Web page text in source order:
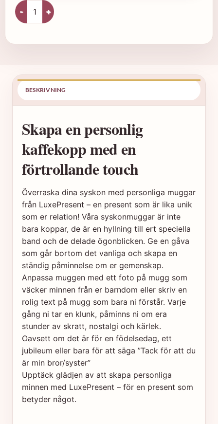
Personlig syskon mugg mängd
BESKRIVNING
Skapa en personlig
kaffekopp med en
förtrollande touch
Överraska dina syskon med personliga muggar
från LuxePresent – en present som är lika unik
som er relation! Våra syskonmuggar är inte
bara koppar, de är en hyllning till ert speciella
band och de delade ögonblicken. Ge en gåva
som går bortom det vanliga och skapa en
ständig påminnelse om er gemenskap.
Anpassa muggen med ett foto på mugg som
väcker minnen från er barndom eller skriv en
rolig text på mugg som bara ni förstår. Varje
gång ni tar en klunk, påminns ni om era
stunder av skratt, nostalgi och kärlek.
Oavsett om det är för en födelsedag, ett
jubileum eller bara för att säga ”Tack för att du
är min bror/syster”
Upptäck glädjen av att skapa personliga
minnen med LuxePresent – för en present som
betyder något.